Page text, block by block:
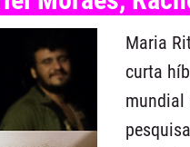
Maria
curta
mundial